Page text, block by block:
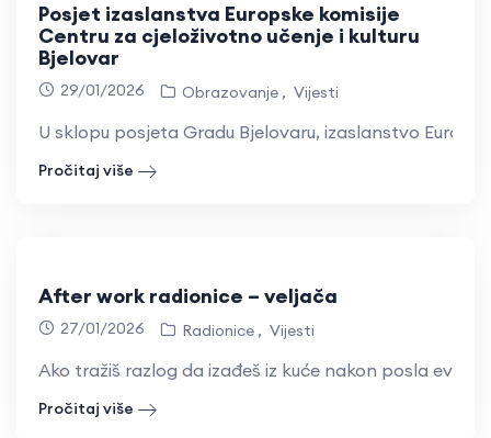
Posjet izaslanstva Europske komisije
Centru za cjeloživotno učenje i kulturu
Bjelovar
29/01/2026 Obrazovanje Vijesti
U sklopu posjeta Gradu Bjelovaru, izaslanstvo
Pročitaj više
After work radionice – veljača
27/01/2026 Radionice Vijesti
Ako tražiš razlog da izađeš iz kuće nakon posla evo.
Pročitaj više